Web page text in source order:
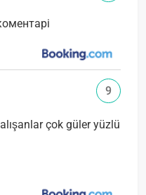
çok güler yüzlü
9